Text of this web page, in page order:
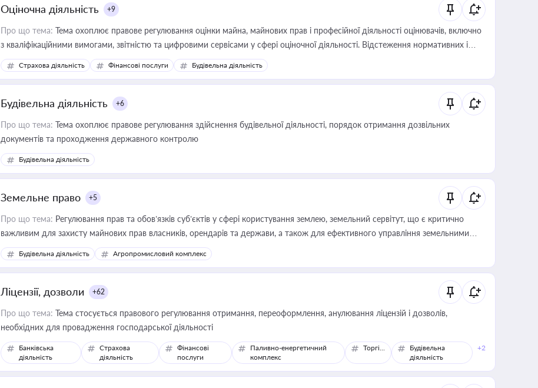
Оціночна діяльність +9
Про що тема: Тема охоплює правове регулювання оцінки майна, майнових прав і професійної діяльності оцінювачів, включно
з кваліфікаційними вимогами, звітністю та цифровими сервісами у сфері оціночної діяльності. Відстеження нормативних і
медійних змін у цій сфері корисне для власника бізнесу, керівника, юриста або бухгалтера під час оподаткування,
приватизації, оренди державного майна, корпоративних угод і перевірки статусу суб'єктів оціночної діяльності
Страхова діяльність Фінансові послуги Будівельна діяльність
Будівельна діяльність +6
Про що тема: Тема охоплює правове регулювання здійснення будівельної діяльності, порядок отримання дозвільних
документів та проходження державного контролю
Будівельна діяльність
Земельне право +5
Про що тема: Регулювання прав та обов’язків суб’єктів у сфері користування землею, земельний сервітут, що є критично
важливим для захисту майнових прав власників, орендарів та держави, а також для ефективного управління земельними
ресурсами
Будівельна діяльність Агропромисловий комплекс
Ліцензії, дозволи +62
Про що тема: Тема стосується правового регулювання отримання, переоформлення, анулювання ліцензій і дозволів,
необхідних для провадження господарської діяльності
Банківська
діяльність
Страхова
діяльність
Фінансові
послуги
Паливно-енергетичний
комплекс
Торгівля
Будівельна
діяльність
+2